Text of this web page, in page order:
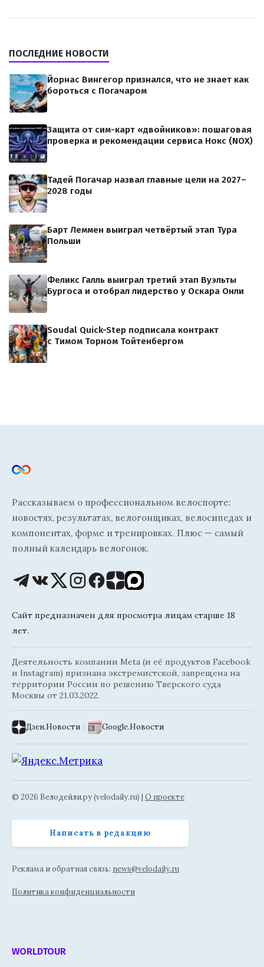
ПОСЛЕДНИЕ НОВОСТИ
Йорнас Вингегор признался, что не знает как
бороться с Погачаром
Защита от сим-карт «двойников»: пошаговая
проверка и рекомендации сервиса Нокс (NOX)
Тадей Погачар назвал главные цели на 2027–
2028 годы
Барт Леммен выиграл четвёртый этап Тура
Польши
Феликс Галль выиграл третий этап Вуэльты
Бургоса и отобрал лидерство у Оскара Онли
Soudal Quick-Step подписала контракт
с Тимом Торном Тойтенбергом
Рассказываем о профессиональном велоспорте:
новостях, результатах, велогонщиках, велосипедах и
компонентах, форме и тренировках. Плюс — самый
полный календарь велогонок.
Сайт предназначен для просмотра лицам старше 18
лет.
Деятельность компании Meta (и её продуктов Facebook
и Instagram) признана экстремистской, запрещена на
территории России по решению Тверского суда
Москвы от 21.03.2022.
Дзен.Новости | Google.Новости
© 2026 Велодейли.ру (velodaily.ru) | О проекте
Написать в редакцию
Реклама и обратная связь: news@velodaily.ru
Политика конфиденциальности
WORLDTOUR